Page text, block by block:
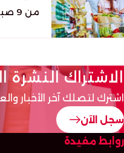
من 9 صباحًا حتى 12 منتصف الليل – يوميًا
الاشتراك النشرة
اشترك لتصلك آخر الأخبار
سجل الآن
روابط مفيدة